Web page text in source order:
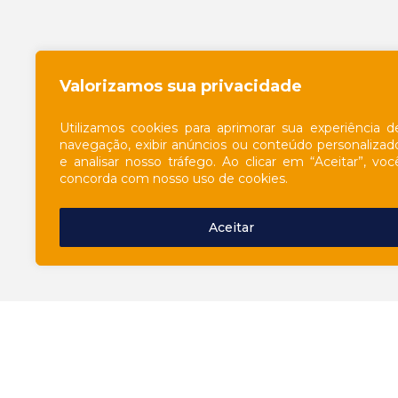
Valorizamos sua privacidade
Utilizamos cookies para aprimorar sua experiência
navegação, exibir anúncios ou conteúdo
e analisar nosso tráfego. Ao clicar em “Aceitar”,
concorda com nosso uso de cookies.
Aceitar